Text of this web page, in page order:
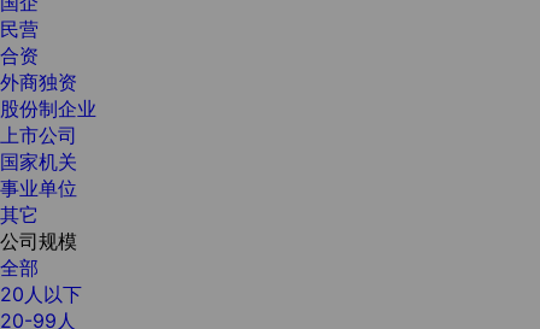
民营
合资
外商独资
股份制企业
上市公司
国家机关
事业单位
其它
公司规模
全部
20人以下
20-99人